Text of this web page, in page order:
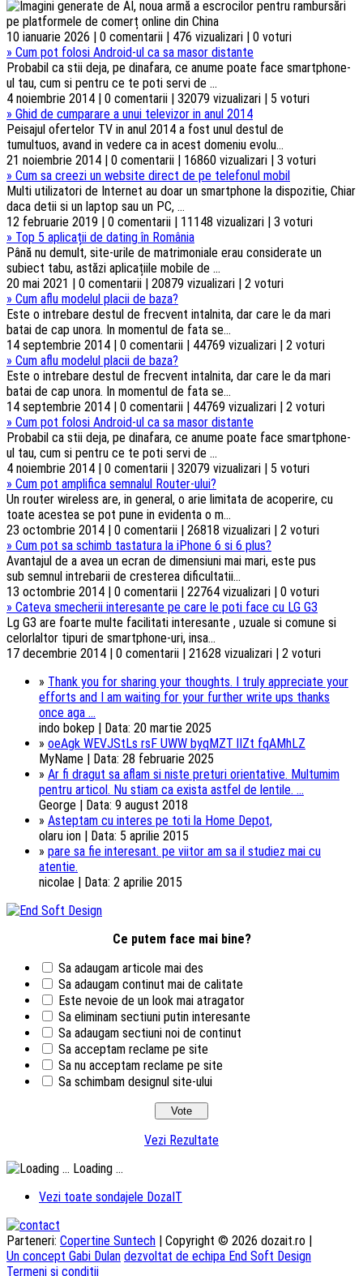
10 ianuarie 2026 | 0 comentarii | 476 vizualizari | 0 voturi
» Cum pot folosi Android-ul ca sa masor distante
Probabil ca stii deja, pe dinafara, ce anume poate face smartphone-
ul tau, cum si pentru ce te poti servi de ...
4 noiembrie 2014 | 0 comentarii | 32079 vizualizari | 5 voturi
» Ghid de cumparare a unui televizor in anul 2014
Peisajul ofertelor TV in anul 2014 a fost unul destul de
tumultuos, avand in vedere ca in acest domeniu evolu...
21 noiembrie 2014 | 0 comentarii | 16860 vizualizari | 3 voturi
» Cum sa creezi un website direct de pe telefonul mobil
Multi utilizatori de Internet au doar un smartphone la dispozitie, Chiar
daca detii si un laptop sau un PC, ...
12 februarie 2019 | 0 comentarii | 11148 vizualizari | 3 voturi
» Top 5 aplicații de dating în România
Până nu demult, site-urile de matrimoniale erau considerate un
subiect tabu, astăzi aplicațiile mobile de ...
20 mai 2021 | 0 comentarii | 20879 vizualizari | 2 voturi
» Cum aflu modelul placii de baza?
Este o intrebare destul de frecvent intalnita, dar care le da mari
batai de cap unora. In momentul de fata se...
14 septembrie 2014 | 0 comentarii | 44769 vizualizari | 2 voturi
» Cum aflu modelul placii de baza?
Este o intrebare destul de frecvent intalnita, dar care le da mari
batai de cap unora. In momentul de fata se...
14 septembrie 2014 | 0 comentarii | 44769 vizualizari | 2 voturi
» Cum pot folosi Android-ul ca sa masor distante
Probabil ca stii deja, pe dinafara, ce anume poate face smartphone-
ul tau, cum si pentru ce te poti servi de ...
4 noiembrie 2014 | 0 comentarii | 32079 vizualizari | 5 voturi
» Cum pot amplifica semnalul Router-ului?
Un router wireless are, in general, o arie limitata de acoperire, cu
toate acestea se pot pune in evidenta o m...
23 octombrie 2014 | 0 comentarii | 26818 vizualizari | 2 voturi
» Cum pot sa schimb tastatura la iPhone 6 si 6 plus?
Avantajul de a avea un ecran de dimensiuni mai mari, este pus
sub semnul intrebarii de cresterea dificultatii...
13 octombrie 2014 | 0 comentarii | 22764 vizualizari | 0 voturi
» Cateva smecherii interesante pe care le poti face cu LG G3
Lg G3 are foarte multe facilitati interesante , uzuale si comune si
celorlaltor tipuri de smartphone-uri, insa...
17 decembrie 2014 | 0 comentarii | 21628 vizualizari | 2 voturi
» Thank you for sharing your thoughts. I truly appreciate your
efforts and I am waiting for your further write ups thanks
once aga ...
indo bokep | Data: 20 martie 2025
» oeAgk WEVJStLs rsF UWW byqMZT lIZt fqAMhLZ
MyName | Data: 28 februarie 2025
» Ar fi dragut sa aflam si niste preturi orientative. Multumim
pentru articol. Nu stiam ca exista astfel de lentile. ...
George | Data: 9 august 2018
» Asteptam cu interes pe toti la Home Depot,
olaru ion | Data: 5 aprilie 2015
» pare sa fie interesant. pe viitor am sa il studiez mai cu
atentie.
nicolae | Data: 2 aprilie 2015
Ce putem face mai bine?
Sa adaugam articole mai des
Sa adaugam continut mai de calitate
Este nevoie de un look mai atragator
Sa eliminam sectiuni putin interesante
Sa adaugam sectiuni noi de continut
Sa acceptam reclame pe site
Sa nu acceptam reclame pe site
Sa schimbam designul site-ului
Vezi Rezultate
Loading ...
Vezi toate sondajele DozaIT
Parteneri: Copertine Suntech | Copyright © 2026 dozait.ro |
Un concept Gabi Dulan dezvoltat de echipa End Soft Design
Termeni si conditii